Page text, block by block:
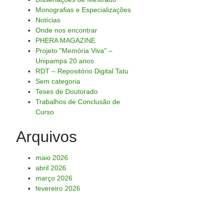
Monografias e Especializações
Notícias
Onde nos encontrar
PHERA MAGAZINE
Projeto "Memória Viva" –
Unipampa 20 anos
RDT – Repositório Digital Tatu
Sem categoria
Teses de Doutorado
Trabalhos de Conclusão de
Curso
Arquivos
maio 2026
abril 2026
março 2026
fevereiro 2026